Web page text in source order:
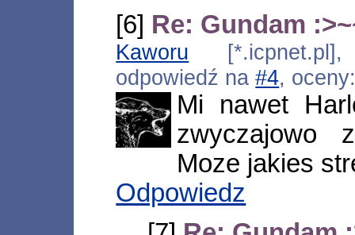
[6] Re: Gundam
Kaworu [*.icpnet.pl],
odpowiedź na#4,
Mi nawet
zwyczajowo
Moze jakies
Odpowiedz